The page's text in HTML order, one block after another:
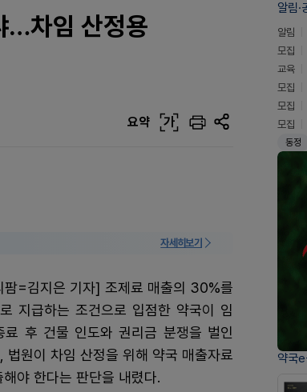
…차임 산정용
요약 가
자세히보기
팜=김지은 기자] 조제료 매출의 30%를
지급하는 조건으로 입점한 약국이 임
료 후 건물 인도와 권리금 분쟁을 벌인
법원이 차임 산정을 위해 약국 매출자료
해야 한다는 판단을 내렸다.
알림·
알림
모집
교육
모집
모집
모집
동정
약국